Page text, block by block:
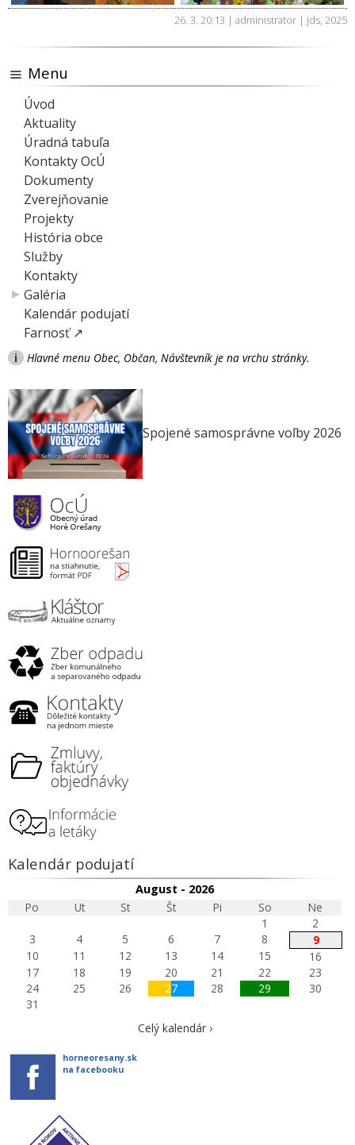
26. 3. 20:13 | administrator | jds, 2025
Menu
Úvod
Aktuality
Úradná tabuľa
Kontakty OcÚ
Dokumenty
Zverejňovanie
Projekty
História obce
Služby
Kontakty
Galéria
Kalendár podujatí
Farnosť ↗
i Hlavné menu Obec, Občan, Návštevník je na vrchu stránky.
Spojené samosprávne voľby 2026
Kalendár podujatí
August - 2026
Po
Ut St Št Pi So
Ne
1
2
3
4 5 6 7 8
9
10
11 12 13 14 15
16
17
18 19 20 21 22
23
24
25 26 27 28 29
30
31
Celý kalendár ›
horneoresany.sk
na facebooku